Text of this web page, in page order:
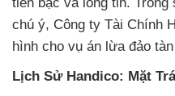
chú ý, Công ty Tài Chính
hình cho vụ án lừa đảo
Lịch Sử Handico: Mặt